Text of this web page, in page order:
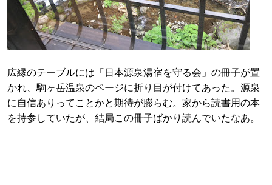
広縁のテーブルには「日本源泉湯宿を守る会」の冊子が置
かれ、駒ヶ岳温泉のページに折り目が付けてあった。源泉
に自信ありってことかと期待が膨らむ。家から読書用の本
を持参していたが、結局この冊子ばかり読んでいたなあ。